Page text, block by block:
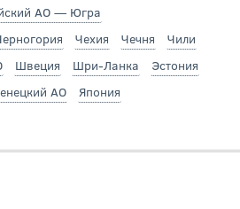
АО — Югра
Чехия Чечня
Чили
Швеция Шри-Ланка
Эстония
АО
Япония